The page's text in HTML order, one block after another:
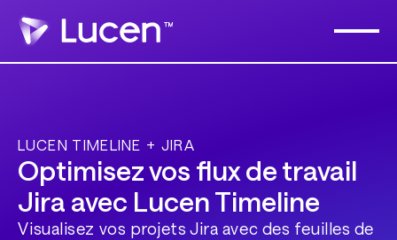
LUCEN TIMELINE + JIRA
Optimisez vos flux de travail
Jira avec Lucen Timeline
Visualisez vos projets Jira avec des feuilles de